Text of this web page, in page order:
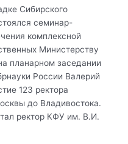
Сибирского
семинар-
комплексной
Министерству
планарном заседании
России Валерий
123 ректора
до Владивостока.
ректор КФУ им. В.И.